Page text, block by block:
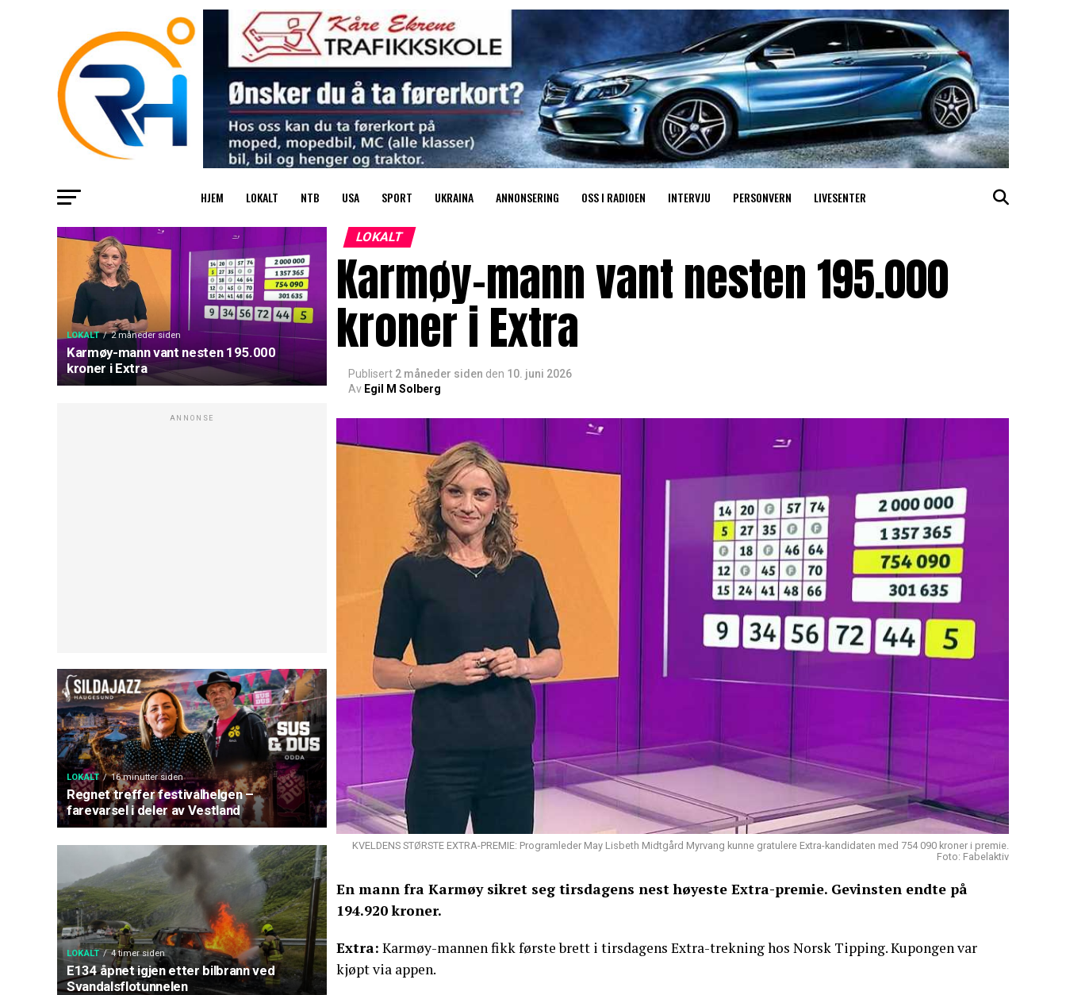
HJEM LOKALT NTB USA SPORT UKRAINA ANNONSERING OSS I RADIOEN INTERVJU PERSONVERN LIVESENTER
LOKALT 2 måneder siden
Karmøy-mann vant nesten 195.000
kroner i Extra
ANNONSE
LOKALT 16 minutter siden
Regnet treffer festivalhelgen –
farevarsel i deler av Vestland
LOKALT 4 timer siden
E134 åpnet igjen etter bilbrann ved
Svandalsflotunnelen
LOKALT
Karmøy-mann vant nesten 195.000
kroner i Extra
Publisert 2 måneder siden den 10. juni 2026
Av Egil M Solberg
KVELDENS STØRSTE EXTRA-PREMIE: Programleder May Lisbeth Midtgård Myrvang kunne gratulere Extra-kandidaten med 754 090 kroner i premie.
Foto: Fabelaktiv
En mann fra Karmøy sikret seg tirsdagens nest høyeste Extra-premie. Gevinsten endte på
194.920 kroner.
Extra: Karmøy-mannen fikk første brett i tirsdagens Extra-trekning hos Norsk Tipping. Kupongen var
kjøpt via appen.